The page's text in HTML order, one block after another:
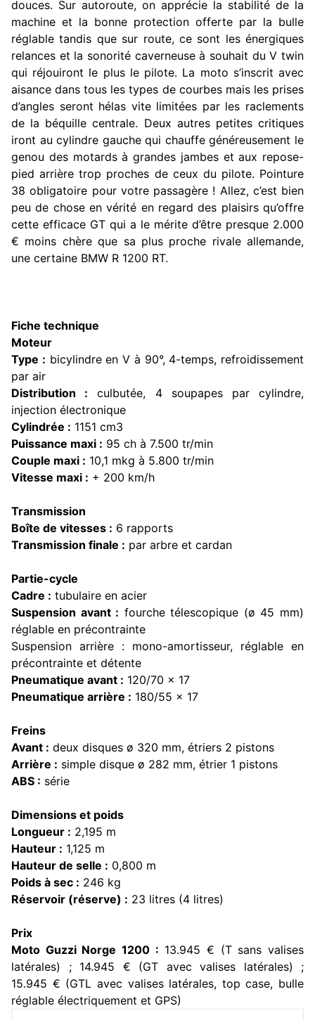
douces. Sur autoroute, on apprécie la stabilité de la
machine et la bonne protection offerte par la bulle
réglable tandis que sur route, ce sont les énergiques
relances et la sonorité caverneuse à souhait du V twin
qui réjouiront le plus le pilote. La moto s’inscrit avec
aisance dans tous les types de courbes mais les prises
d’angles seront hélas vite limitées par les raclements
de la béquille centrale. Deux autres petites critiques
iront au cylindre gauche qui chauffe généreusement le
genou des motards à grandes jambes et aux repose-
pied arrière trop proches de ceux du pilote. Pointure
38 obligatoire pour votre passagère ! Allez, c’est bien
peu de chose en vérité en regard des plaisirs qu’offre
cette efficace GT qui a le mérite d’être presque 2.000
€ moins chère que sa plus proche rivale allemande,
une certaine BMW R 1200 RT.
Fiche technique
Moteur
Type : bicylindre en V à 90°, 4-temps, refroidissement
par air
Distribution : culbutée, 4 soupapes par cylindre,
injection électronique
Cylindrée : 1151 cm3
Puissance maxi : 95 ch à 7.500 tr/min
Couple maxi : 10,1 mkg à 5.800 tr/min
Vitesse maxi : + 200 km/h
Transmission
Boîte de vitesses : 6 rapports
Transmission finale : par arbre et cardan
Partie-cycle
Cadre : tubulaire en acier
Suspension avant : fourche télescopique (ø 45 mm)
réglable en précontrainte
Suspension arrière : mono-amortisseur, réglable en
précontrainte et détente
Pneumatique avant : 120/70 x 17
Pneumatique arrière : 180/55 x 17
Freins
Avant : deux disques ø 320 mm, étriers 2 pistons
Arrière : simple disque ø 282 mm, étrier 1 pistons
ABS : série
Dimensions et poids
Longueur : 2,195 m
Hauteur : 1,125 m
Hauteur de selle : 0,800 m
Poids à sec : 246 kg
Réservoir (réserve) : 23 litres (4 litres)
Prix
Moto Guzzi Norge 1200 : 13.945 € (T sans valises
latérales) ; 14.945 € (GT avec valises latérales) ;
15.945 € (GTL avec valises latérales, top case, bulle
réglable électriquement et GPS)